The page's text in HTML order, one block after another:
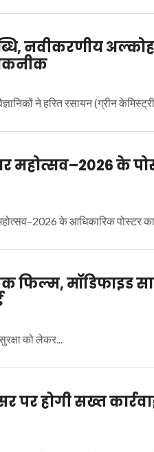
नवीकरणीय
ने हरित रसायन (ग्रीन
महोत्सव–2026 के
के आधिकारिक पोस्टर
फिल्म, मॉडिफाइड
को लेकर...
होगी सख्त